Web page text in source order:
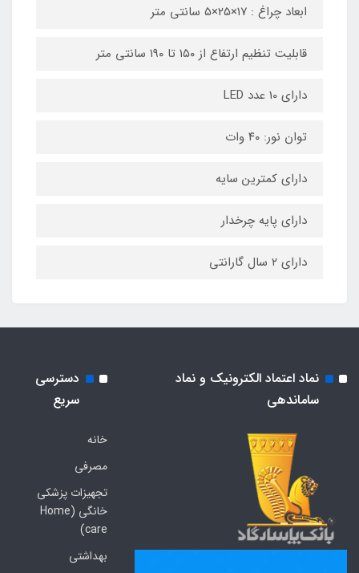
ابعاد چراغ : ۱۷×۲۵×۵ سانتی متر
قابلیت تنظیم ارتفاع از ۱۵۰ تا ۱۹۰ سانتی متر
دارای 10 عدد LED
توان نور: ۴۰ وات
دارای کمترین سایه
دارای پایه چرخدار
دارای ۲ سال گارانتی
نماد اعتماد الکترونیک و نماد
ساماندهی
دسترسی
سریع
خانه
مصرفی
تجهیزات پزشکی
خانگی (Home
care)
بهداشتی